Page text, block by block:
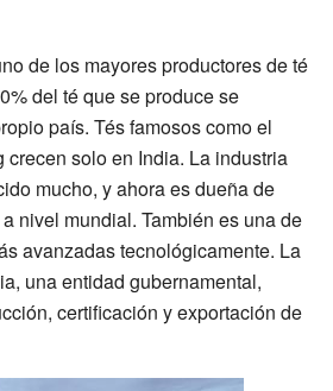
de los mayores productores de té
del té que se produce se
país. Tés famosos como el
solo en India. La industria
mucho, y ahora es dueña de
nivel mundial. También es una de
avanzadas tecnológicamente. La
una entidad gubernamental,
certificación y exportación de